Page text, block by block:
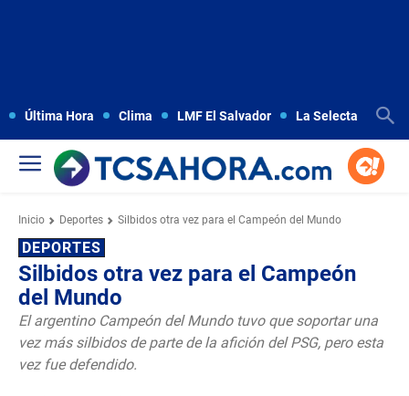
Última Hora Clima LMF El Salvador La Selecta
Inicio Deportes Silbidos otra vez para el Campeón del Mundo
DEPORTES
Silbidos otra vez para el Campeón
del Mundo
El argentino Campeón del Mundo tuvo que soportar una
vez más silbidos de parte de la afición del PSG, pero esta
vez fue defendido.